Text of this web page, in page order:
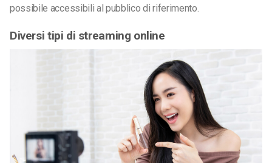
possibile accessibili al pubblico di riferimento.
Diversi tipi di streaming online